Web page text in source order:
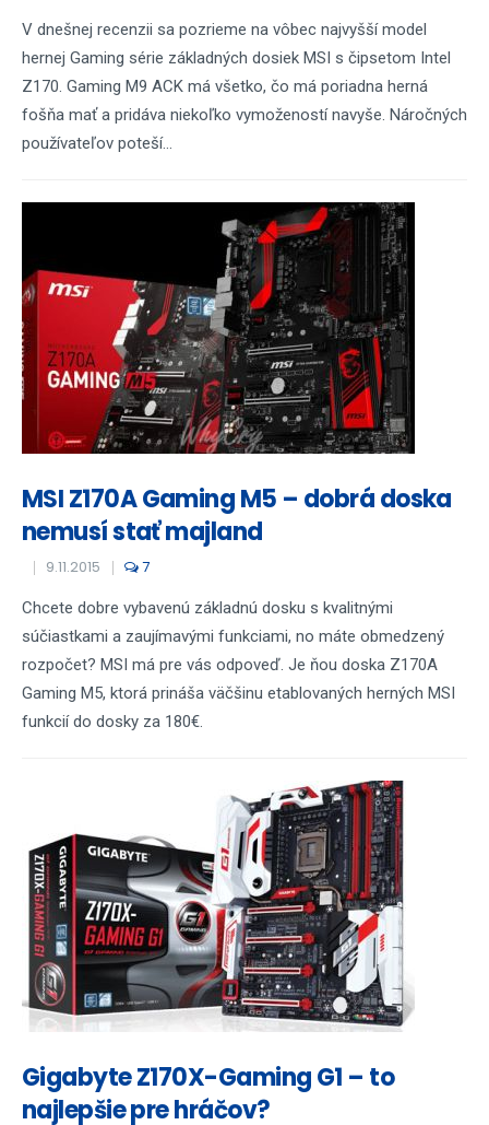
V dnešnej recenzii sa pozrieme na vôbec najvyšší model
hernej Gaming série základných dosiek MSI s čipsetom Intel
Z170. Gaming M9 ACK má všetko, čo má poriadna herná
fošňa mať a pridáva niekoľko vymožeností navyše. Náročných
používateľov poteší...
MSI Z170A Gaming M5 – dobrá doska
nemusí stať majland
9.11.2015 7
Chcete dobre vybavenú základnú dosku s kvalitnými
súčiastkami a zaujímavými funkciami, no máte obmedzený
rozpočet? MSI má pre vás odpoveď. Je ňou doska Z170A
Gaming M5, ktorá prináša väčšinu etablovaných herných MSI
funkcií do dosky za 180€.
Gigabyte Z170X-Gaming G1 – to
najlepšie pre hráčov?